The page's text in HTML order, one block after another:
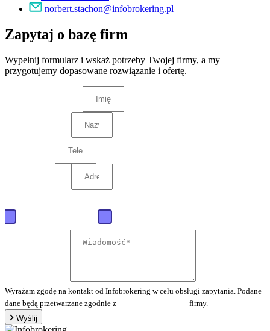
norbert.stachon@infobrokering.pl
Zapytaj o bazę firm
Wypełnij formularz i wskaż potrzeby Twojej firmy, a my
przygotujemy dopasowane rozwiązanie i ofertę.
Wyrażam zgodę na kontakt od Infobrokering w celu obsługi zapytania. Podane
dane będą przetwarzane zgodnie z
firmy.
Wyślij